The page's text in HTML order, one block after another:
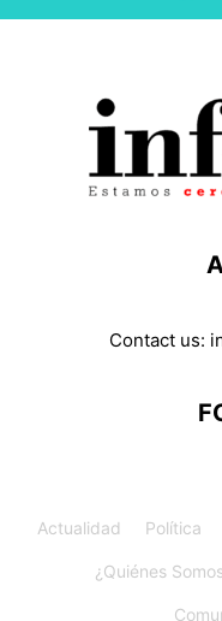
Contact us:
Actualidad Política
¿Quiénes